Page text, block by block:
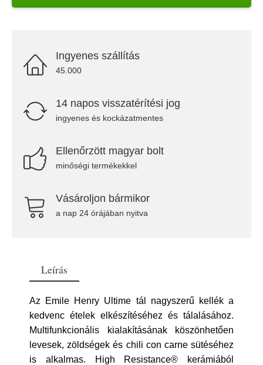
Ingyenes szállítás
45.000
14 napos visszatérítési jog
ingyenes és kockázatmentes
Ellenőrzött magyar bolt
minőségi termékekkel
Vásároljon bármikor
a nap 24 órájában nyitva
Leírás
Az Emile Henry Ultime tál nagyszerű kellék a
kedvenc ételek elkészítéséhez és tálalásához.
Multifunkcionális kialakításának köszönhetően
levesek, zöldségek és chili con carne sütéséhez
is alkalmas. High Resistance® kerámiából